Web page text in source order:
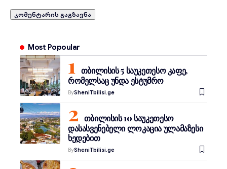
Most Popoular
თბილისის 5 საუკეთესო კაფე,
რომელსაც უნდა ესტუმრო
BySheniTbilisi.ge
თბილისის 10 საუკეთესო
დასასვენებელი ლოკაცია ულამაზესი
ხედებით
BySheniTbilisi.ge